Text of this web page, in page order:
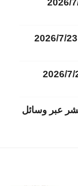
عبر وسائل